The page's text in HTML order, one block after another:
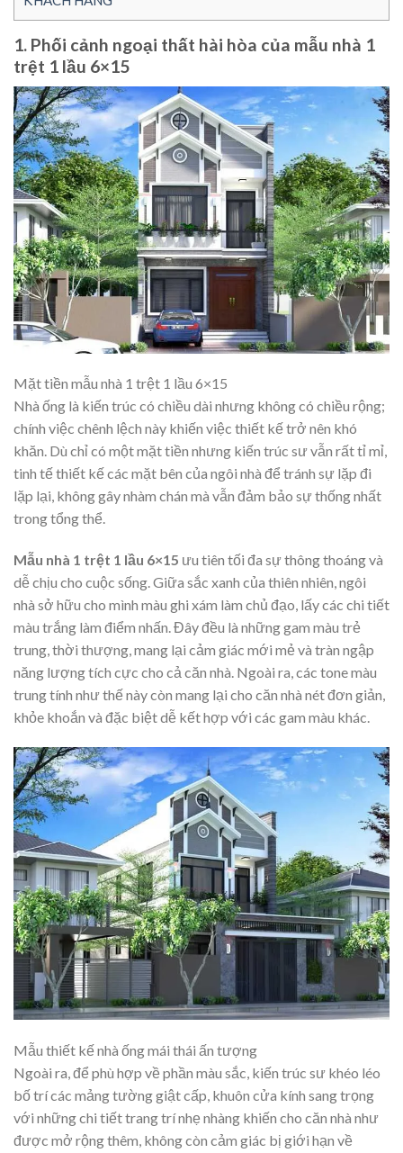
1. Phối cảnh ngoại thất hài hòa của mẫu nhà 1
trệt 1 lầu 6×15
Mặt tiền mẫu nhà 1 trệt 1 lầu 6×15
Nhà ống là kiến trúc có chiều dài nhưng không có chiều rộng;
chính việc chênh lệch này khiến việc thiết kế trở nên khó
khăn. Dù chỉ có một mặt tiền nhưng kiến trúc sư vẫn rất tỉ mỉ,
tinh tế thiết kế các mặt bên của ngôi nhà để tránh sự lặp đi
lặp lại, không gây nhàm chán mà vẫn đảm bảo sự thống nhất
trong tổng thể.
Mẫu nhà 1 trệt 1 lầu 6×15 ưu tiên tối đa sự thông thoáng và
dễ chịu cho cuộc sống. Giữa sắc xanh của thiên nhiên, ngôi
nhà sở hữu cho mình màu ghi xám làm chủ đạo, lấy các chi tiết
màu trắng làm điểm nhấn. Đây đều là những gam màu trẻ
trung, thời thượng, mang lại cảm giác mới mẻ và tràn ngập
năng lượng tích cực cho cả căn nhà. Ngoài ra, các tone màu
trung tính như thế này còn mang lại cho căn nhà nét đơn giản,
khỏe khoắn và đặc biệt dễ kết hợp với các gam màu khác.
Mẫu thiết kế nhà ống mái thái ấn tượng
Ngoài ra, để phù hợp về phần màu sắc, kiến trúc sư khéo léo
bố trí các mảng tường giật cấp, khuôn cửa kính sang trọng
với những chi tiết trang trí nhẹ nhàng khiến cho căn nhà như
được mở rộng thêm, không còn cảm giác bị giới hạn về